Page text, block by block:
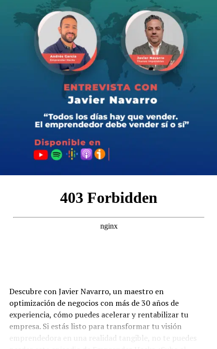
Descubre cómo este gurú del marketing digital ha
revolucionado las tácticas de email marketing,
construyendo listas de suscriptores y generando ventas
sin depender de algoritmos o publicidad costosa.
Acompáñanos en una charla reveladora donde Paco
comparte sus secretos para evitar la bandeja de spam,
escribir emails irresistibles.
Si estás buscando elevar tu juego en el marketing por
correo electrónico, ¡este es el episodio que no puedes
perderte!
Conoce más a Paco en:
https://pacovargas.es/
https://www.linkedin.com/in/
¿Quieres estar conectado?
Episodio patrocinado por Digistic Agency
Este episodio es patrocinado por Digistic
Agency:https://digisticgroup.com/
Descubre con Javier Navarro, un maestro en
optimización de negocios con más de 30 años de
experiencia, cómo puedes acelerar y rentabilizar tu
empresa. Si estás listo para transformar tu visión
emprendedora en una realidad tangible, no te puedes